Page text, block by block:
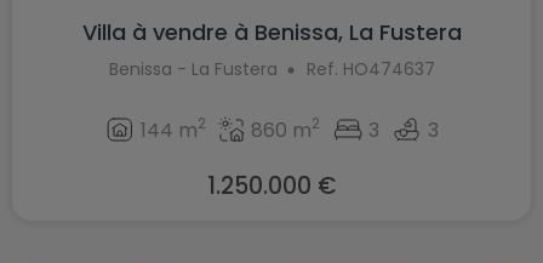
Villa à vendre à Benissa, La Fustera
Benissa - La Fustera Ref. HO474637
144 m2 860 m2 3 3
1.250.000 €